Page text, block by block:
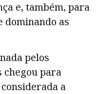
e, também, para
dominando as
pelos
chegou para
a